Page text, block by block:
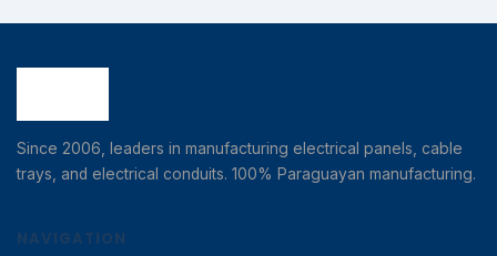
Since 2006, leaders in manufacturing electrical panels, cable
trays, and electrical conduits. 100% Paraguayan manufacturing.
NAVIGATION